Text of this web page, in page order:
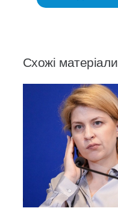
Схожі матеріали